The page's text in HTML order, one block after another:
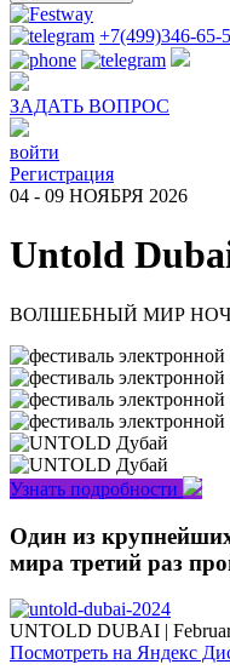
+7(499)346-65-
ЗАДАТЬ ВОПРОС
войти
Регистрация
04 - 09 НОЯБРЯ 2026
Untold
ВОЛШЕБНЫЙ МИР
Узнать подробности
Один из
мира третий раз
UNTOLD DUBAI |
Посмотреть на Яндекс